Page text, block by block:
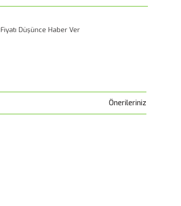
Fiyatı Düşünce Haber Ver
Önerileriniz